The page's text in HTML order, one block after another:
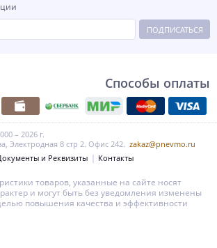
ПОДПИСАТЬСЯ
Способы оплаты
– 2026 г.
Электродная 8 стр 2. Офис 242. zakaz@pnevmo.ru
и Реквизиты Контакты
товаров, указанные на сайте носят
и могут быть без уведомления изменены
повышения качества и эффективности